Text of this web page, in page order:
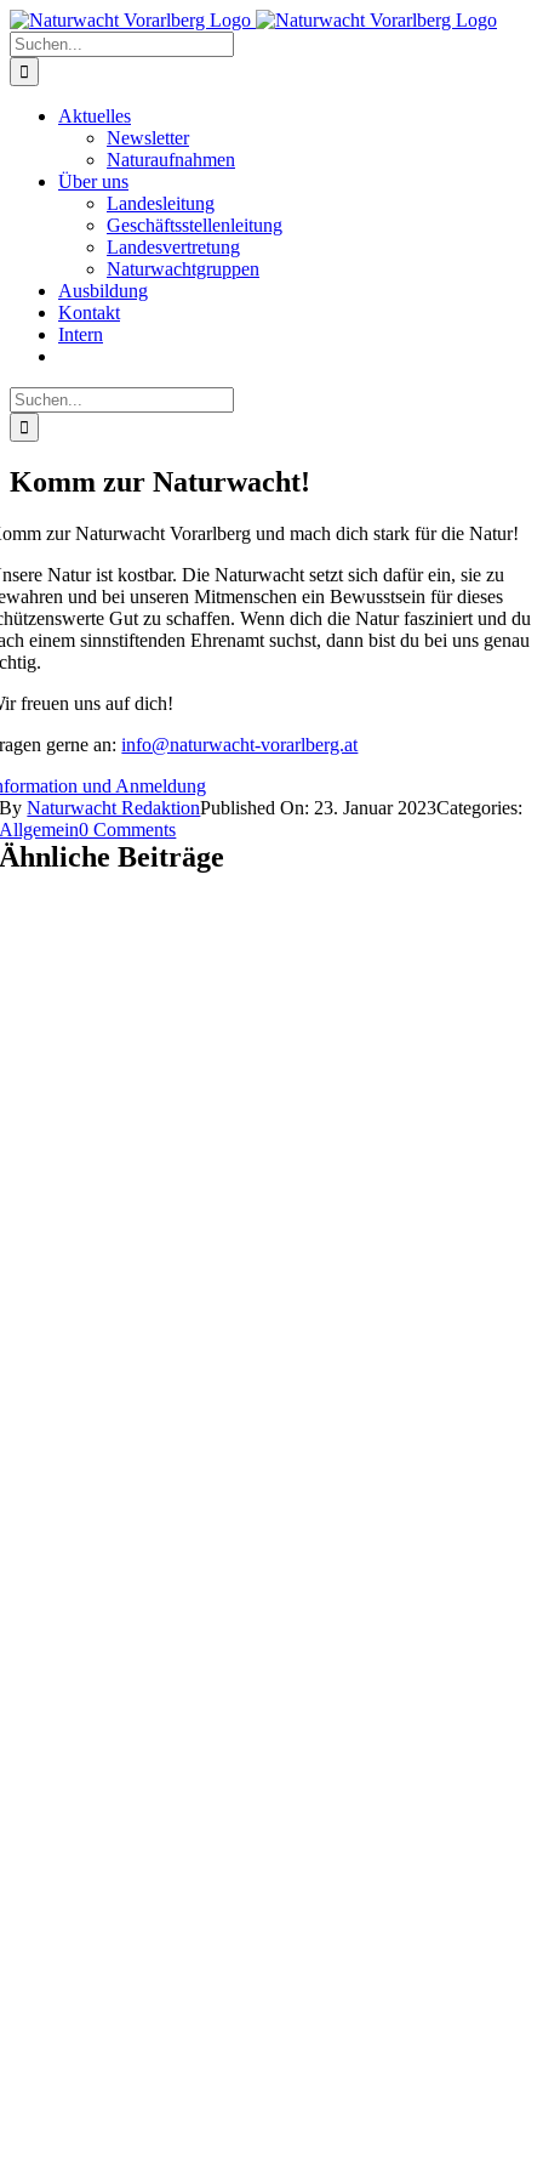
Zum
Inhalt
springen
Suche
nach:
Aktuelles
Newsletter
Naturaufnahmen
Über uns
Landesleitung
Geschäftsstellenleitung
Landesvertretung
Naturwachtgruppen
Ausbildung
Kontakt
Intern
Suche
nach:
Komm zur Naturwacht!
zur Naturwacht Vorarlberg und mach dich stark für die Natur!
Natur ist kostbar. Die Naturwacht setzt sich dafür ein, sie zu
und bei unseren Mitmenschen ein Bewusstsein für dieses
Gut zu schaffen. Wenn dich die Natur fasziniert und du
einem sinnstiftenden Ehrenamt suchst, dann bist du bei uns genau
freuen uns auf dich!
gerne an:info@naturwacht-vorarlberg.at
und Anmeldung
ByNaturwacht RedaktionPublished On: 23. Januar 2023Categories:
Allgemein0 Commentson
Komm
zur
Ähnliche Beiträge